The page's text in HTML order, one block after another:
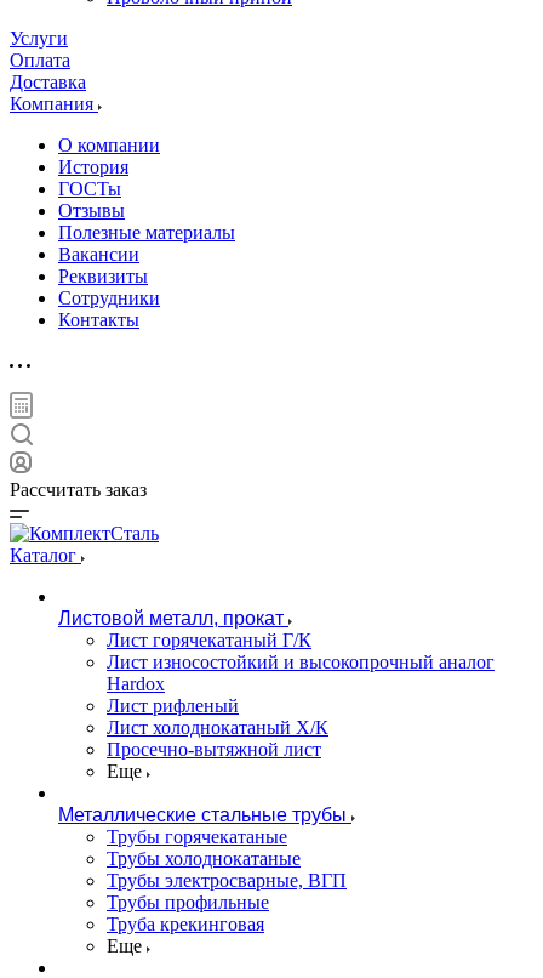
Услуги
Оплата
Доставка
Компания
О компании
История
ГОСТы
Отзывы
Полезные материалы
Вакансии
Реквизиты
Сотрудники
Контакты
Рассчитать заказ
Каталог
Листовой металл, прокат
Лист горячекатаный Г/К
Лист износостойкий и высокопрочный аналог
Hardox
Лист рифленый
Лист холоднокатаный Х/К
Просечно-вытяжной лист
Еще
Металлические стальные трубы
Трубы горячекатаные
Трубы холоднокатаные
Трубы электросварные, ВГП
Трубы профильные
Труба крекинговая
Еще